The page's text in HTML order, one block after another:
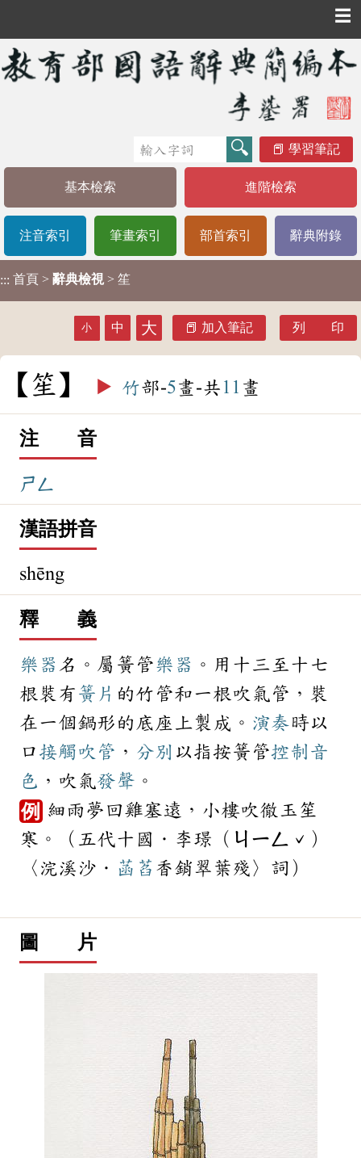
☰
學習筆記
基本檢索 進階檢索
注音索引 筆畫索引 部首索引 辭典附錄
::: 首頁 > 辭典檢視 > 笙
小 中 大 加入筆記 列 印
笙 ▶️ 竹部-5畫-共 11 畫
注 音
ㄕㄥ
漢語拼音
shēng
釋 義
樂器 名。屬簧管樂器 。用十三至十七
根裝有 簧片 的竹管和一根吹氣管，裝
在一個鍋形的底座上製成。 演奏時以
口 接觸吹管 ， 分別 以指按簧管控制 音
色 ，吹氣發聲 。
例 細雨夢回雞塞遠，小樓吹徹玉笙
寒。（五代十國．李璟（ㄐㄧㄥˇ）
〈浣溪沙． 菡萏 香銷翠葉殘〉詞）
圖 片